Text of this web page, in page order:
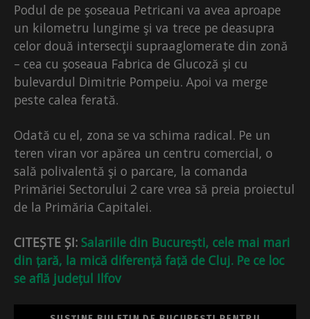
Podul de pe şoseaua Petricani va avea aproape
un kilometru lungime şi va trece pe deasupra
celor două intersecţii supraaglomerate din zonă
– cea cu şoseaua Fabrica de Glucoză şi cu
bulevardul Dimitrie Pompeiu. Apoi va merge
peste calea ferată.
Odată cu el, zona se va schima radical. Pe un
teren viran vor apărea un centru comercial, o
sală polivalentă şi o parcare, la comanda
Primăriei Sectorului 2 care vrea să preia proiectul
de la Primăria Capitalei.
CITEȘTE ȘI: Salariile din București, cele mai mari
din țară, la mică diferență față de Cluj. Pe ce loc
se află județul Ilfov